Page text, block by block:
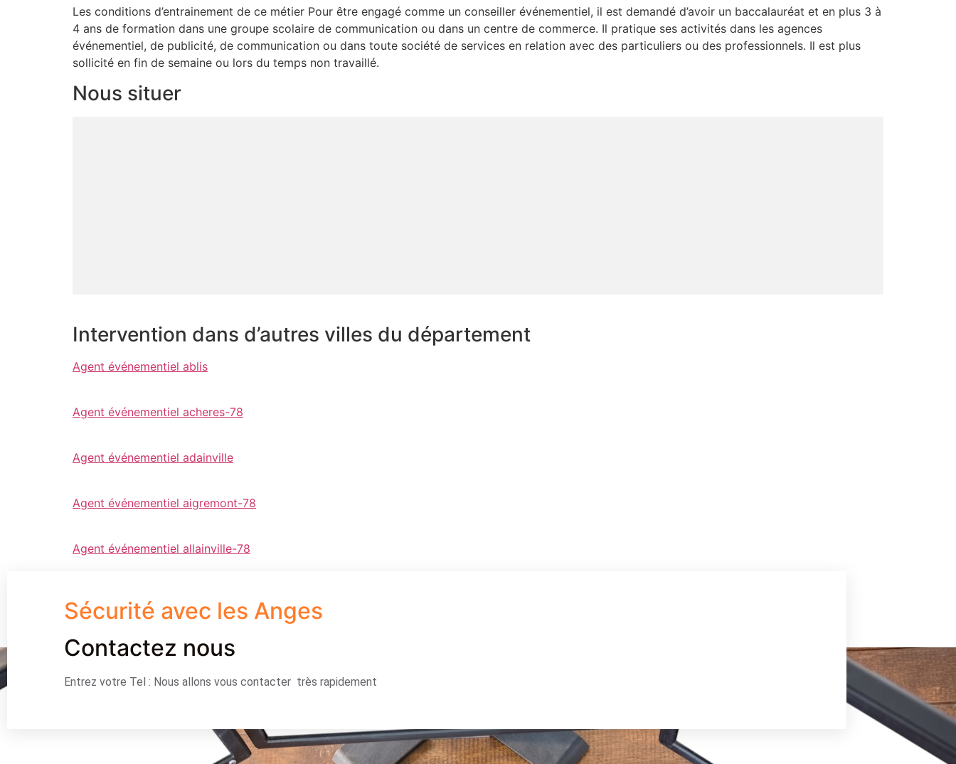
Les conditions d’entrainement de ce métier Pour être engagé comme un conseiller événementiel, il est demandé d’avoir un baccalauréat et en plus 3 à
4 ans de formation dans une groupe scolaire de communication ou dans un centre de commerce. Il pratique ses activités dans les agences
événementiel, de publicité, de communication ou dans toute société de services en relation avec des particuliers ou des professionnels. Il est plus
sollicité en fin de semaine ou lors du temps non travaillé.
Nous situer
Intervention dans d’autres villes du département
Agent événementiel ablis
Agent événementiel acheres-78
Agent événementiel adainville
Agent événementiel aigremont-78
Agent événementiel allainville-78
Sécurité avec les Anges
Contactez nous
Entrez votre Tel : Nous allons vous contacter très rapidement